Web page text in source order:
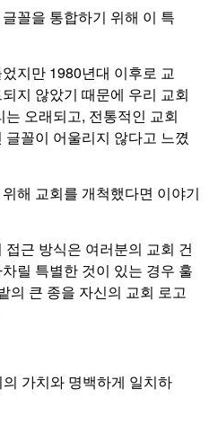
꼴을 통합하기 위해 이 특
지만 1980년대 이후로 교
지 않았기 때문에 우리 교회
오래되고, 전통적인 교회
꼴이 어울리지 않다고 느꼈
해 교회를 개척했다면 이야기
근 방식은 여러분의 교회 건
릴 특별한 것이 있는 경우 훌
의 큰 종을 자신의 교회 로고
가치와 명백하게 일치하